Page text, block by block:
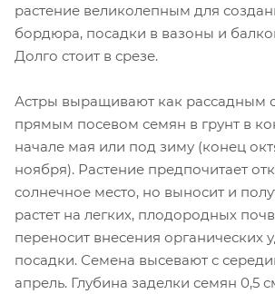
растение великолепным для
бордюра, посадки в вазоны и
Долго стоит в срезе.
Астры выращивают как рассадным
прямым посевом семян в грунт в
начале мая или под зиму (конец
ноября). Растение предпочитает
солнечное место, но выносит и
растет на легких, плодородных
переносит внесения органических
посадки. Семена высевают с
апрель. Глубина заделки семян 0,5